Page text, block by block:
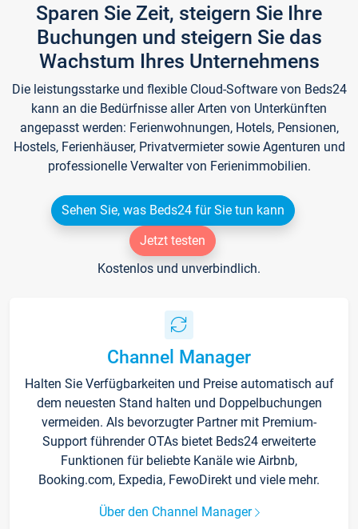
Sparen Sie Zeit, steigern Sie Ihre
Buchungen und steigern Sie das
Wachstum Ihres Unternehmens
Die leistungsstarke und flexible Cloud-Software von Beds24
kann an die Bedürfnisse aller Arten von Unterkünften
angepasst werden: Ferienwohnungen, Hotels, Pensionen,
Hostels, Ferienhäuser, Privatvermieter sowie Agenturen und
professionelle Verwalter von Ferienimmobilien.
Sehen Sie, was Beds24 für Sie tun kann
Jetzt testen
Kostenlos und unverbindlich.
Channel Manager
Halten Sie Verfügbarkeiten und Preise automatisch auf
dem neuesten Stand halten und Doppelbuchungen
vermeiden. Als bevorzugter Partner mit Premium-
Support führender OTAs bietet Beds24 erweiterte
Funktionen für beliebte Kanäle wie Airbnb,
Booking.com, Expedia, FewoDirekt und viele mehr.
Über den Channel Manager